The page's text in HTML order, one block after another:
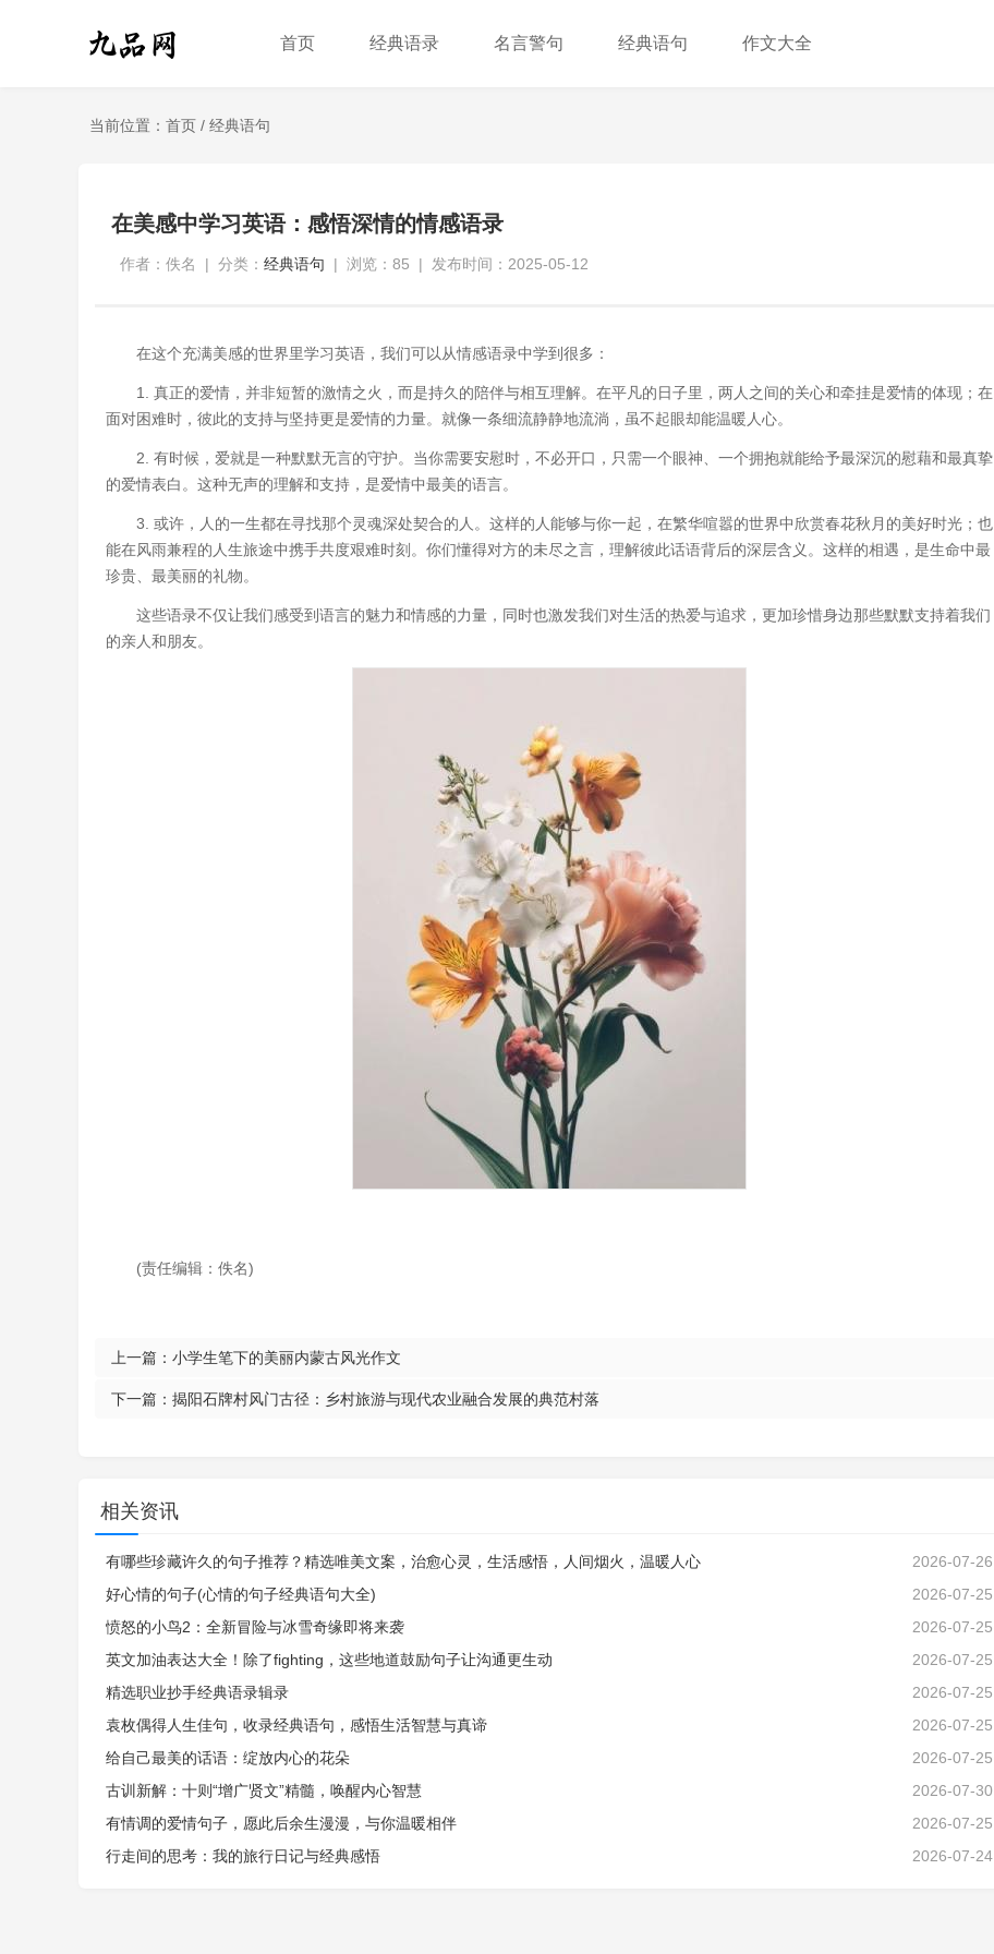
首页 经典语录 名言警句 经典语句 作文大全
当前位置： 首页 / 经典语句
在美感中学习英语：感悟深情的情感语录
作者：佚名 | 分类： 经典语句 | 浏览：85 | 发布时间：2025-05-12
在这个充满美感的世界里学习英语，我们可以从情感语录中学到很多：
1. 真正的爱情，并非短暂的激情之火，而是持久的陪伴与相互理解。在平凡的日子里，两人之间的关心和牵挂是爱情的体现；在
面对困难时，彼此的支持与坚持更是爱情的力量。就像一条细流静静地流淌，虽不起眼却能温暖人心。
2. 有时候，爱就是一种默默无言的守护。当你需要安慰时，不必开口，只需一个眼神、一个拥抱就能给予最深沉的慰藉和最真挚
的爱情表白。这种无声的理解和支持，是爱情中最美的语言。
3. 或许，人的一生都在寻找那个灵魂深处契合的人。这样的人能够与你一起，在繁华喧嚣的世界中欣赏春花秋月的美好时光；也
能在风雨兼程的人生旅途中携手共度艰难时刻。你们懂得对方的未尽之言，理解彼此话语背后的深层含义。这样的相遇，是生命中最
珍贵、最美丽的礼物。
这些语录不仅让我们感受到语言的魅力和情感的力量，同时也激发我们对生活的热爱与追求，更加珍惜身边那些默默支持着我们
的亲人和朋友。
(责任编辑：佚名)
上一篇： 小学生笔下的美丽内蒙古风光作文
下一篇： 揭阳石牌村风门古径：乡村旅游与现代农业融合发展的典范村落
相关资讯
2026-07-26
有哪些珍藏许久的句子推荐？精选唯美文案，治愈心灵，生活感悟，人间烟火，温暖人心
2026-07-25
好心情的句子(心情的句子经典语句大全)
2026-07-25
愤怒的小鸟2：全新冒险与冰雪奇缘即将来袭
2026-07-25
英文加油表达大全！除了fighting，这些地道鼓励句子让沟通更生动
2026-07-25
精选职业抄手经典语录辑录
2026-07-25
袁枚偶得人生佳句，收录经典语句，感悟生活智慧与真谛
2026-07-25
给自己最美的话语：绽放内心的花朵
2026-07-30
古训新解：十则“增广贤文”精髓，唤醒内心智慧
2026-07-25
有情调的爱情句子，愿此后余生漫漫，与你温暖相伴
2026-07-24
行走间的思考：我的旅行日记与经典感悟